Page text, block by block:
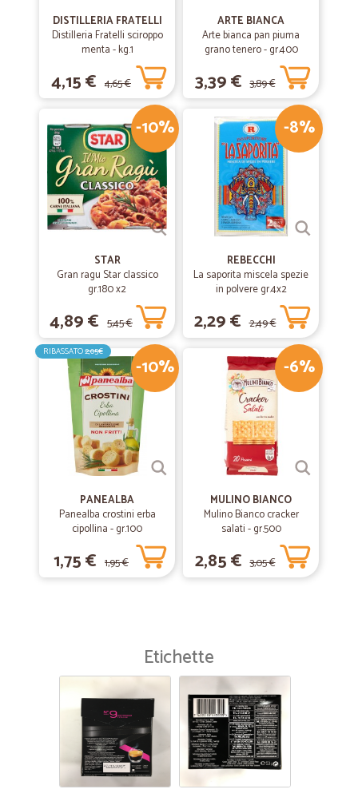
integri e ben protetti ed è stata una sorpresa gradita trovare dei
campioni omaggio all'interno dei pacchi. Temevo per i prodotti freschi.
Invece era tutto perfettamente conservato. Unico piccolissimo
appunto è che, seppure il mezzo di trasporto è giustamente
refrigerato, converrebbe in ogni caso separare i prodotti freschi da
tutto il resto. Ma in linea generale è un servizio che consiglio
—Marcello R.
Ottimo servizio
Ottimo servizio. Consegna tempestiva con prodotti di qualità .
Peccato non sia prevista la consegna al piano se non con
supplemento (in periodo covid neanche con supplemento)
—Armanda V.
prodotti ottimi arrivati velocemente.
prodotti ottimi arrivati velocemente.
13/10/2019
—Michele A.
Veloci. Ottimo servizio. Shop interessante senza fare la coda al
supermercato
—Maria daniela R.
Consegna velocissima
Sono molto soddisfatto della veloce spedizione ricevuta, ma ancora
di più della qualità dei prodotti.
—Alessandro L.
ottimo servizio
ottimo servizio
DISTILLERIA FRATELLI
Distilleria Fratelli sciroppo
menta - kg.1
4,15 € 4,65 €
ARTE BIANCA
Arte bianca pan piuma
grano tenero - gr.400
3,39 € 3,89 €
-10%
STAR
Gran ragu Star classico
gr.180 x2
4,89 € 5,45 €
-8%
REBECCHI
La saporita miscela spezie
in polvere gr.4x2
2,29 € 2,49 €
-10%
RIBASSATO2,05€
PANEALBA
Panealba crostini erba
cipollina - gr.100
1,75 € 1,95 €
-6%
MULINO BIANCO
Mulino Bianco cracker
salati - gr.500
2,85 € 3,05 €
Etichette